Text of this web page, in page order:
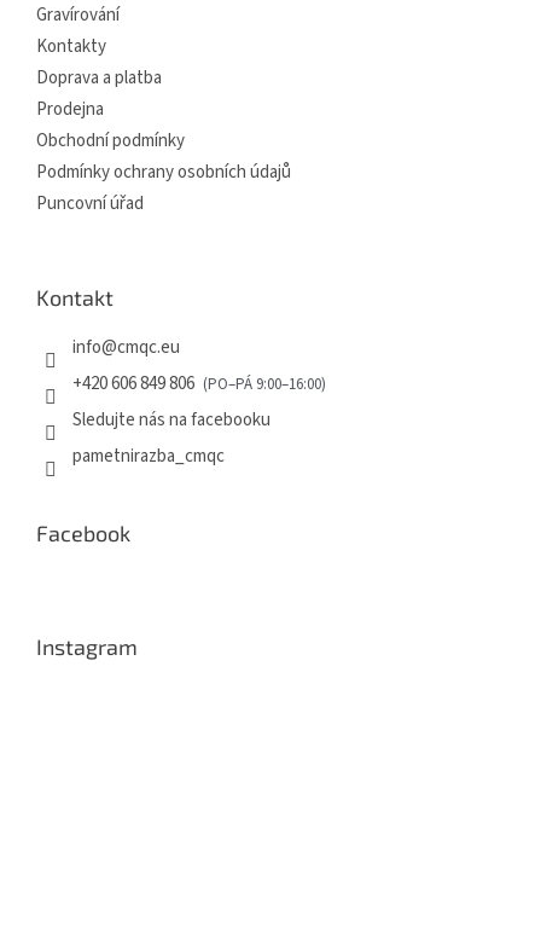
Gravírování
Kontakty
Doprava a platba
Prodejna
Obchodní podmínky
Podmínky ochrany osobních údajů
Puncovní úřad
Kontakt
info@cmqc.eu
+420 606 849 806
Sledujte nás na facebooku
pametnirazba_cmqc
Facebook
Instagram